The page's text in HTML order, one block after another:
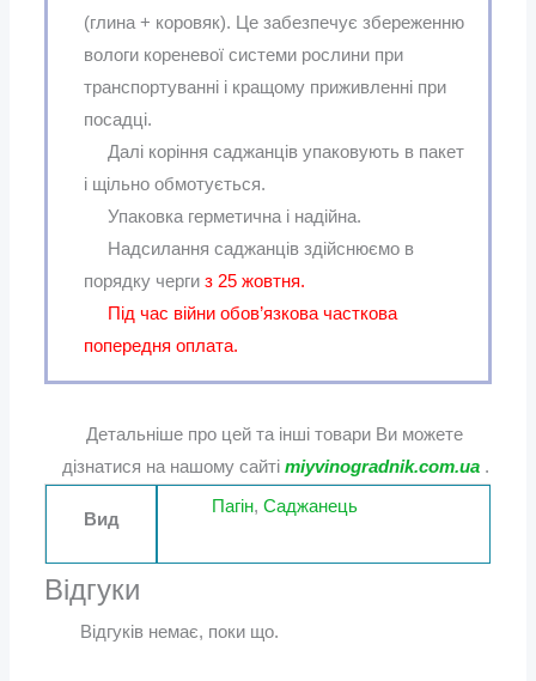
(глина + коровяк). Це забезпечує збереженню
вологи кореневої системи рослини при
транспортуванні і кращому приживленні при
посадці.
Далі коріння саджанців упаковують в пакет
і щільно обмотується.
Упаковка герметична і надійна.
Надсилання саджанців здійснюємо в
порядку черги з 25 жовтня.
Під час війни обов’язкова часткова
попередня оплата.
Детальніше про цей та інші товари Ви можете
дізнатися на нашому сайтіmiyvinogradnik.com.ua .
Вид
Пагін, Саджанець
Відгуки
Відгуків немає, поки що.